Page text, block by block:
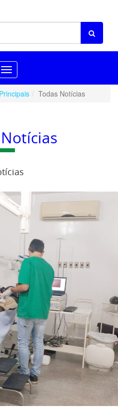
Toggle
navigation
Todas Notícias